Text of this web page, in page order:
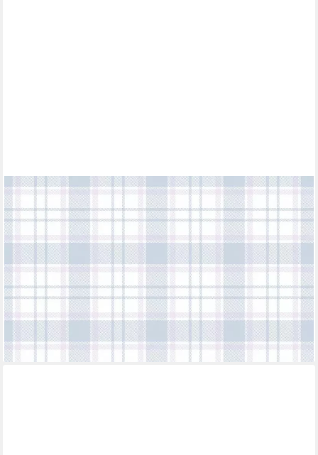
A.S. CRÉATION
Vliestapete Little Love, glatt, kariert, grafisch, geometrisch,
Tapete Kinder Tapeten Kinderzimmer Schlafzimmer modern
Design Optik
ab 21,99 € UVP
55,95 €
(4,13 €/ 1 qm)
-61%
lieferbar - in 4-5 Werktagen bei dir